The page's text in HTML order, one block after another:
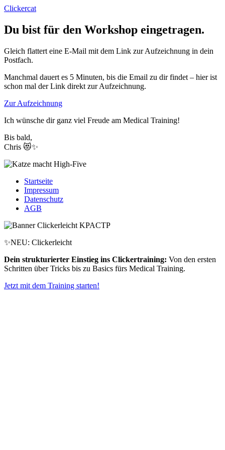
Zum
springen
Clickercat
Du bist für den Workshop eingetragen.
Gleich flattert eine E-Mail mit dem Link zur Aufzeichnung in dein
Postfach.
Manchmal dauert es 5 Minuten, bis die Email zu dir findet – hier ist
schon mal der Link direkt zur Aufzeichnung.
Zur Aufzeichnung
Ich wünsche dir ganz viel Freude am Medical Training!
Bis bald,
Chris 😻✨
Startseite
Impressum
Datenschutz
AGB
✨NEU: Clickerleicht
Dein strukturierter Einstieg ins Clickertraining: Von den ersten
Schritten über Tricks bis zu Basics fürs Medical Training.
Jetzt mit dem Training starten!